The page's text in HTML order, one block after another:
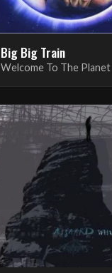
Big Big Train
Welcome To The Planet